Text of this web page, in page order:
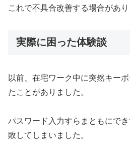
これで不具合改善する場合があり
実際に困った体験談
以前、在宅ワーク中に突然キー
たことがありました。
パスワード入力すらまともにで
敗してしまいました。